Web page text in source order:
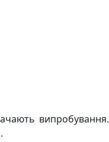
випробування.